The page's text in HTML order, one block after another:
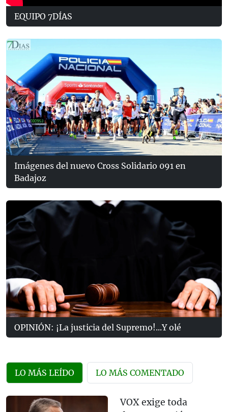
EQUIPO 7DÍAS
Imágenes del nuevo Cross Solidario 091 en
Badajoz
OPINIÓN: ¡La justicia del Supremo!...Y olé
LO MÁS LEÍDO LO MÁS COMENTADO
VOX exige toda